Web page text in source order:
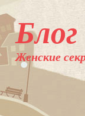
Женские